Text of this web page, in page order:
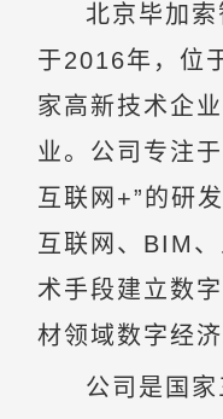
北京毕加
于2016年，位
家高新技术企
业。公司专注
互联网+”的研
互联网、BIM
术手段建立数
材领域数字经
公司是国